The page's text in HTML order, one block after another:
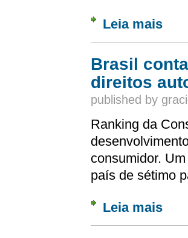
Leia mais
Brasil
direitos
published by
Ranking da
consumidor.
país de sétimo
Leia mais